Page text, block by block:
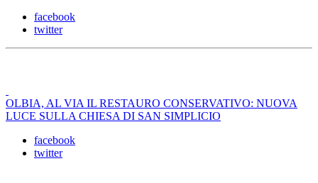
facebook
twitter
OLBIA, AL VIA IL RESTAURO CONSERVATIVO: NUOVA
LUCE SULLA CHIESA DI SAN SIMPLICIO
facebook
twitter